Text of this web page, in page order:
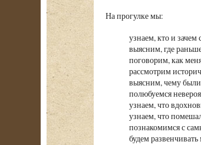
На прогулке мы:
узнаем, кто и зачем
выясним, где
поговорим, как
рассмотрим
выясним, чему были
полюбуемся
узнаем, что
узнаем, что
познакомимся с
будем